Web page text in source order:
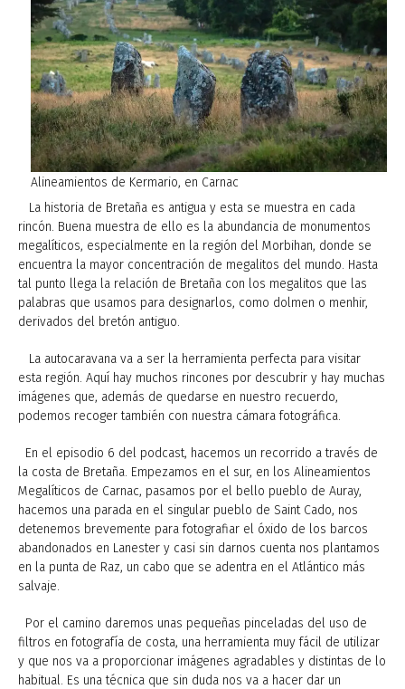
Alineamientos de Kermario, en Carnac
La historia de Bretaña es antigua y esta se muestra en cada
rincón. Buena muestra de ello es la abundancia de monumentos
megalíticos, especialmente en la región del Morbihan, donde se
encuentra la mayor concentración de megalitos del mundo. Hasta
tal punto llega la relación de Bretaña con los megalitos que las
palabras que usamos para designarlos, como dolmen o menhir,
derivados del bretón antiguo.
La autocaravana va a ser la herramienta perfecta para visitar
esta región. Aquí hay muchos rincones por descubrir y hay muchas
imágenes que, además de quedarse en nuestro recuerdo,
podemos recoger también con nuestra cámara fotográfica.
En el episodio 6 del podcast, hacemos un recorrido a través de
la costa de Bretaña. Empezamos en el sur, en los Alineamientos
Megalíticos de Carnac, pasamos por el bello pueblo de Auray,
hacemos una parada en el singular pueblo de Saint Cado, nos
detenemos brevemente para fotografiar el óxido de los barcos
abandonados en Lanester y casi sin darnos cuenta nos plantamos
en la punta de Raz, un cabo que se adentra en el Atlántico más
salvaje.
Por el camino daremos unas pequeñas pinceladas del uso de
filtros en fotografía de costa, una herramienta muy fácil de utilizar
y que nos va a proporcionar imágenes agradables y distintas de lo
habitual. Es una técnica que sin duda nos va a hacer dar un